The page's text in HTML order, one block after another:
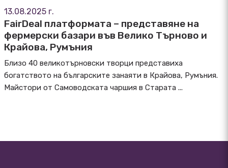
13.08.2025 г.
FairDeal платформата – представяне на
фермерски базари във Велико Търново и
Крайова, Румъния
Близо 40 великотърновски творци представиха
богатството на българските занаяти в Крайова, Румъния.
Майстори от Самоводската чаршия в Старата ...